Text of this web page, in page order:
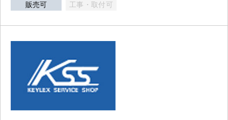
販売可 工事・取付可